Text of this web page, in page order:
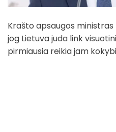
Krašto apsaugos
jog Lietuva juda link
pirmiausia reikia jam